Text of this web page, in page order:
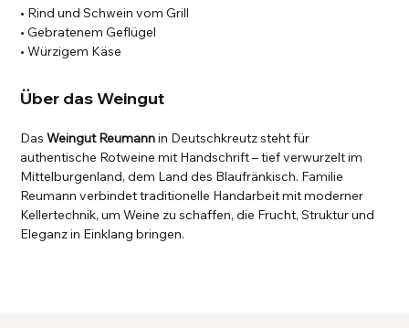
• Rind und Schwein vom Grill
• Gebratenem Geflügel
• Würzigem Käse
Über das Weingut
DasWeingut Reumannin Deutschkreutz steht für
authentische Rotweine mit Handschrift – tief verwurzelt im
Mittelburgenland, dem Land des Blaufränkisch. Familie
Reumann verbindet traditionelle Handarbeit mit moderner
Kellertechnik, um Weine zu schaffen, die Frucht, Struktur und
Eleganz in Einklang bringen.